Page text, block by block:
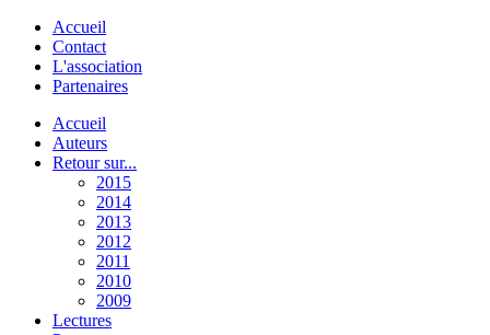
Accueil
Contact
L'association
Partenaires
Accueil
Auteurs
Retour sur...
2015
2014
2013
2012
2011
2010
2009
Lectures